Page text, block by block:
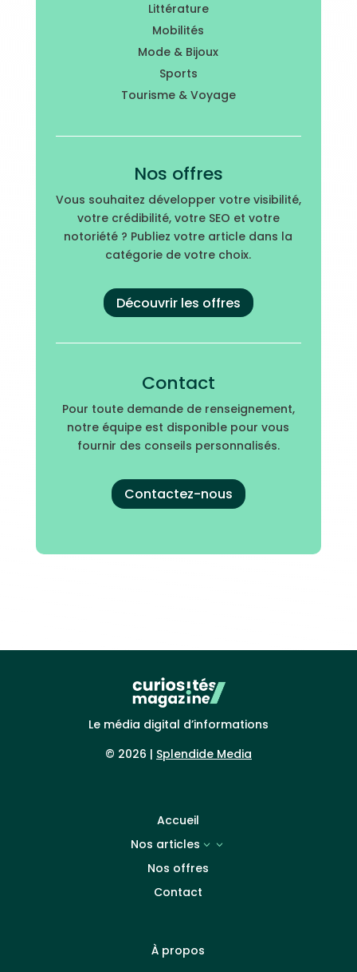
Littérature
Mobilités
Mode & Bijoux
Sports
Tourisme & Voyage
Nos offres
Vous souhaitez développer votre visibilité,
votre crédibilité, votre SEO et votre
notoriété ? Publiez votre article dans la
catégorie de votre choix.
Découvrir les offres
Contact
Pour toute demande de renseignement,
notre équipe est disponible pour vous
fournir des conseils personnalisés.
Contactez-nous
Le média digital d’informations
© 2026 | Splendide Media
Accueil
Nos articles
3
Nos offres
Contact
À propos